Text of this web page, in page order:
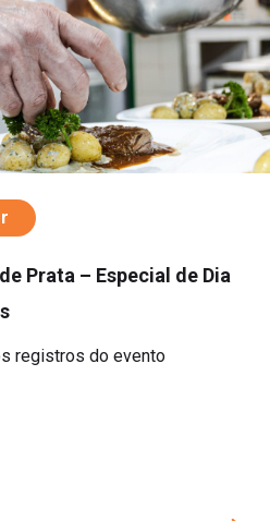
Prata – Especial de Dia
registros do evento